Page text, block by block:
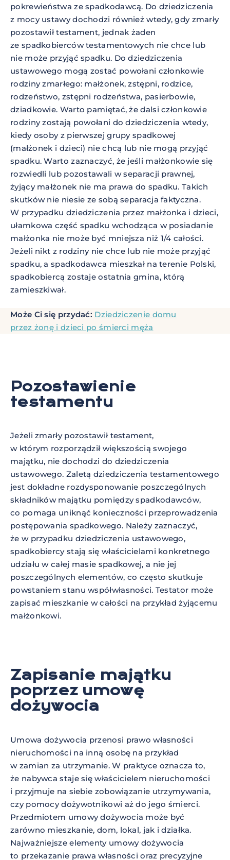
pokrewieństwa ze spadkodawcą. Do dziedziczenia
z mocy ustawy dochodzi również wtedy, gdy zmarły
pozostawił testament, jednak żaden
ze spadkobierców testamentowych nie chce lub
nie może przyjąć spadku. Do dziedziczenia
ustawowego mogą zostać powołani członkowie
rodziny zmarłego: małżonek, zstępni, rodzice,
rodzeństwo, zstępni rodzeństwa, pasierbowie,
dziadkowie. Warto pamiętać, że dalsi członkowie
rodziny zostają powołani do dziedziczenia wtedy,
kiedy osoby z pierwszej grupy spadkowej
(małżonek i dzieci) nie chcą lub nie mogą przyjąć
spadku. Warto zaznaczyć, że jeśli małżonkowie się
rozwiedli lub pozostawali w separacji prawnej,
żyjący małżonek nie ma prawa do spadku. Takich
skutków nie niesie ze sobą separacja faktyczna.
W przypadku dziedziczenia przez małżonka i dzieci,
ułamkowa część spadku wchodząca w posiadanie
małżonka nie może być mniejsza niż 1/4 całości.
Jeżeli nikt z rodziny nie chce lub nie może przyjąć
spadku, a spadkodawca mieszkał na terenie Polski,
spadkobiercą zostaje ostatnia gmina, którą
zamieszkiwał.
Może Ci się przydać: Dziedziczenie domu
przez żonę i dzieci po śmierci męża
Pozostawienie
testamentu
Jeżeli zmarły pozostawił testament,
w którym rozporządził większością swojego
majątku, nie dochodzi do dziedziczenia
ustawowego. Zaletą dziedziczenia testamentowego
jest dokładne rozdysponowanie poszczególnych
składników majątku pomiędzy spadkodawców,
co pomaga uniknąć konieczności przeprowadzenia
postępowania spadkowego. Należy zaznaczyć,
że w przypadku dziedziczenia ustawowego,
spadkobiercy stają się właścicielami konkretnego
udziału w całej masie spadkowej, a nie jej
poszczególnych elementów, co często skutkuje
powstaniem stanu współwłasności. Testator może
zapisać mieszkanie w całości na przykład żyjącemu
małżonkowi.
Zapisanie majątku
poprzez umowę
dożywocia
Umowa dożywocia przenosi prawo własności
nieruchomości na inną osobę na przykład
w zamian za utrzymanie. W praktyce oznacza to,
że nabywca staje się właścicielem nieruchomości
i przyjmuje na siebie zobowiązanie utrzymywania,
czy pomocy dożywotnikowi aż do jego śmierci.
Przedmiotem umowy dożywocia może być
zarówno mieszkanie, dom, lokal, jak i działka.
Najważniejsze elementy umowy dożywocia
to przekazanie prawa własności oraz precyzyjne